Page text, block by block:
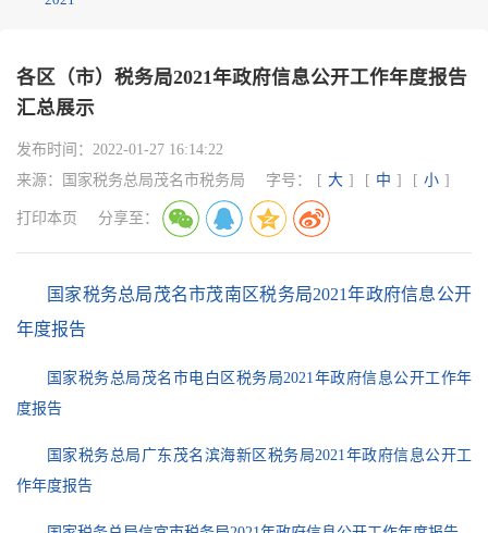
各区（市）税务局2021年政府信息公开工作年度报告
汇总展示
发布时间： 2022-01-27 16:14:22
来源：
国家税务总局茂名市税务局 字号： [ 大 ] [ 中 ] [ 小 ]
打印本页 分享至：
国家税务总局茂名市茂南区税务局2021年政府信息公开
年度报告
国家税务总局茂名市电白区税务局2021年政府信息公开工作年
度报告
国家税务总局广东茂名滨海新区税务局2021年政府信息公开工
作年度报告